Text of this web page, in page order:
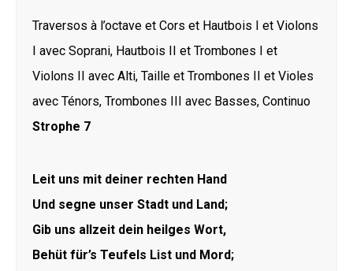
Traversos à l’octave et Cors et Hautbois I et Violons
I avec Soprani, Hautbois II et Trombones I et
Violons II avec Alti, Taille et Trombones II et Violes
avec Ténors, Trombones III avec Basses, Continuo
Strophe 7
Leit uns mit deiner rechten Hand
Und segne unser Stadt und Land;
Gib uns allzeit dein heilges Wort,
Behüt für’s Teufels List und Mord;